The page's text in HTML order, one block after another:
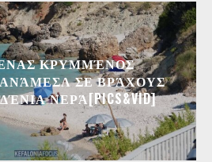
ΚΡΥΜΜΈΝΟΣ
ΣΕ ΒΡΆΧΟΥΣ
ΝΕΡΆ[PICS&VID]